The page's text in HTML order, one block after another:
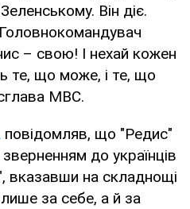
Він діє.
– свою! І нехай кожен
те, що може, і те, що
МВС.
повідомляв, що "Редис"
до українців
вказавши на складнощі
за себе, а й за